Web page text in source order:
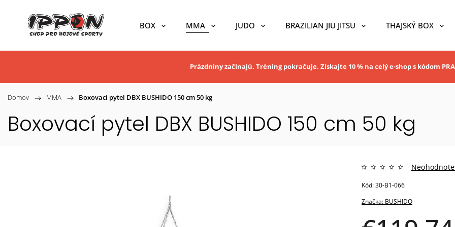
BOX MMA JUDO BRAZILIAN JIU JITSU THAJSKÝ BOX
Prázdniny začínajú. Tréning pokračuje. Získajte 10 % na celý e-shop s kódom
Domov / MMA / Boxovací pytel DBX BUSHIDO 150 cm 50 kg
Boxovací pytel DBX BUSHIDO 150 cm 50 kg
Značka: BUSHIDO
Kód:30-B1-066